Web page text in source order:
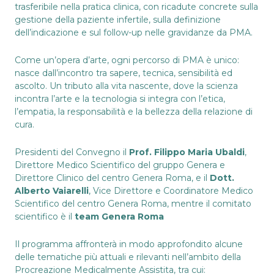
trasferibile nella pratica clinica, con ricadute concrete sulla
gestione della paziente infertile, sulla definizione
dell’indicazione e sul follow-up nelle gravidanze da PMA.
Come un’opera d’arte, ogni percorso di PMA è unico:
nasce dall’incontro tra sapere, tecnica, sensibilità ed
ascolto. Un tributo alla vita nascente, dove la scienza
incontra l’arte e la tecnologia si integra con l’etica,
l’empatia, la responsabilità e la bellezza della relazione di
cura.
Presidenti del Convegno il Prof. Filippo Maria Ubaldi,
Direttore Medico Scientifico del gruppo Genera e
Direttore Clinico del centro Genera Roma, e il Dott.
Alberto Vaiarelli, Vice Direttore e Coordinatore Medico
Scientifico del centro Genera Roma, mentre il comitato
scientifico è il team Genera Roma
Il programma affronterà in modo approfondito alcune
delle tematiche più attuali e rilevanti nell’ambito della
Procreazione Medicalmente Assistita, tra cui: